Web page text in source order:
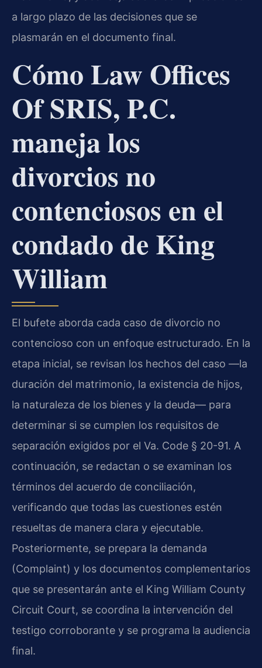
a largo plazo de las decisiones que se
plasmarán en el documento final.
Cómo Law Offices
Of SRIS, P.C.
maneja los
divorcios no
contenciosos en el
condado de King
William
El bufete aborda cada caso de divorcio no
contencioso con un enfoque estructurado. En la
etapa inicial, se revisan los hechos del caso —la
duración del matrimonio, la existencia de hijos,
la naturaleza de los bienes y la deuda— para
determinar si se cumplen los requisitos de
separación exigidos por el Va. Code § 20-91. A
continuación, se redactan o se examinan los
términos del acuerdo de conciliación,
verificando que todas las cuestiones estén
resueltas de manera clara y ejecutable.
Posteriormente, se prepara la demanda
(Complaint) y los documentos complementarios
que se presentarán ante el King William County
Circuit Court, se coordina la intervención del
testigo corroborante y se programa la audiencia
final.